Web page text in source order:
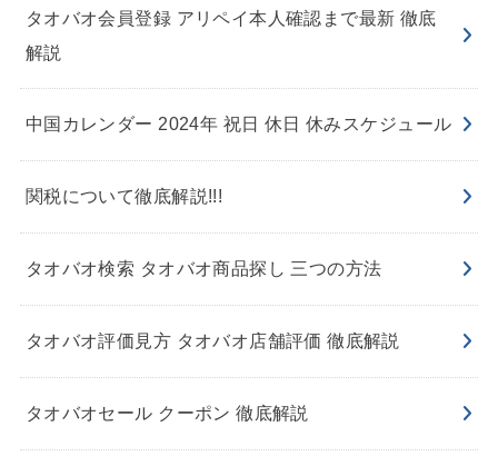
タオバオ会員登録 アリペイ本人確認まで最新 徹底
解説
中国カレンダー 2024年 祝日 休日 休みスケジュール
関税について徹底解説!!!
タオバオ検索 タオバオ商品探し 三つの方法
タオバオ評価見方 タオバオ店舗評価 徹底解説
タオバオセール クーポン 徹底解説